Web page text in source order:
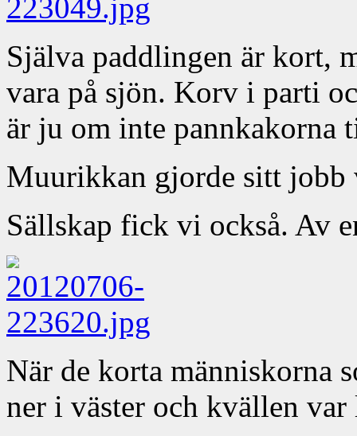
Själva paddlingen är kort,
vara på sjön. Korv i parti
är ju om inte pannkakorna
Muurikkan gjorde sitt
Sällskap fick vi också. Av
När de korta människorna
ner i väster och kvällen